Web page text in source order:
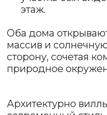
Этот проект — про уважение
Задать вопрос